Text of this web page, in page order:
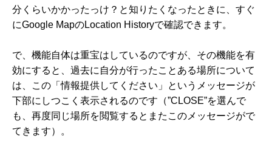
分くらいかかったっけ？と知りたくなったときに、すぐ
にGoogle MapのLocation Historyで確認できます。
で、機能自体は重宝はしているのですが、その機能を有
効にすると、過去に自分が行ったことある場所について
は、この「情報提供してください」というメッセージが
下部にしつこく表示されるのです（”CLOSE”を選んで
も、再度同じ場所を閲覧するとまたこのメッセージがで
てきます）。